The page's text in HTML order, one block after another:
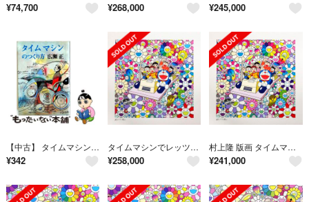
¥74,700 ¥268,000 ¥245,000
【中古】 タイムマシンのつくり方
¥342
タイムマシンでレッツゴー（版画）村上隆
¥258,000
村上隆 版画 タイムマシンでレッツゴー
¥241,000